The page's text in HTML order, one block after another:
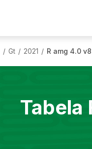
/ Gt / 2021 / R amg 4.0
Tabela